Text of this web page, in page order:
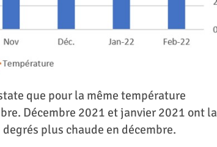
que pour la même température
Décembre 2021 et janvier 2021 ont la
plus chaude en décembre.